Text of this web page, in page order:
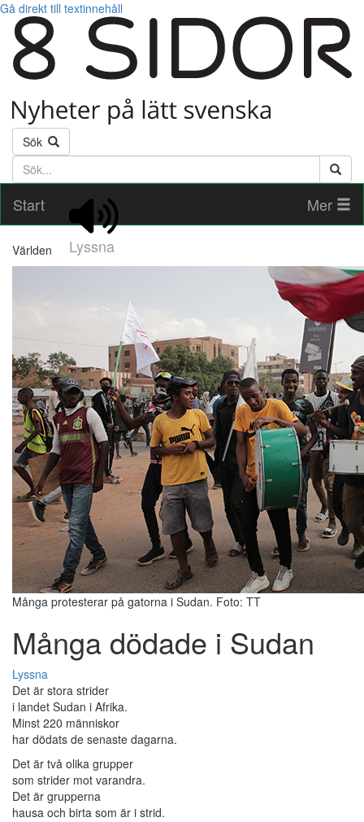
Gå direkt till textinnehåll
Sök
Söktext
Start
Lyssna
Mer
Världen
Många protesterar på gatorna i Sudan. Foto: TT
Många dödade i Sudan
Lyssna
Det är stora strider
i landet Sudan i Afrika.
Minst 220 människor
har dödats de senaste dagarna.
Det är två olika grupper
som strider mot varandra.
Det är grupperna
hausa och birta som är i strid.